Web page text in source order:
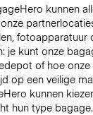
kunnen
fotoapparatuur
je kunt onze
of hoe
op een veilige
kunnen
hun type bagage.